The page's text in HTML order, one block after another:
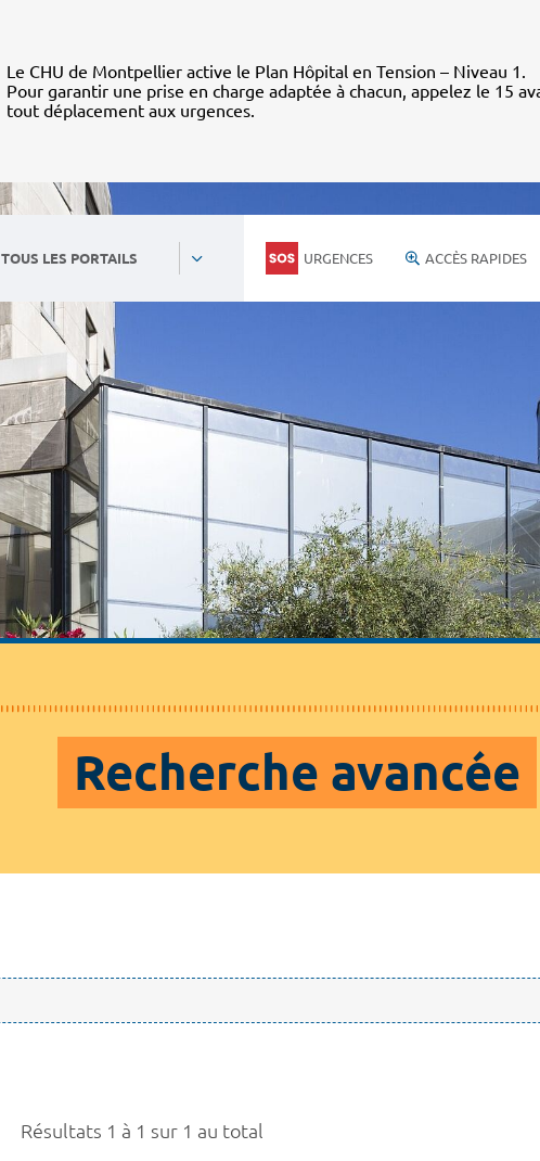
Le CHU de Montpellier active le Plan Hôpital en Tension – Niveau 1.
Pour garantir une prise en charge adaptée à chacun, appelez le 15
tout déplacement aux urgences.
TOUS LES PORTAILS URGENCES ACCÈS RAPIDES
Recherche avancée
Résultats 1 à 1 sur 1 au total